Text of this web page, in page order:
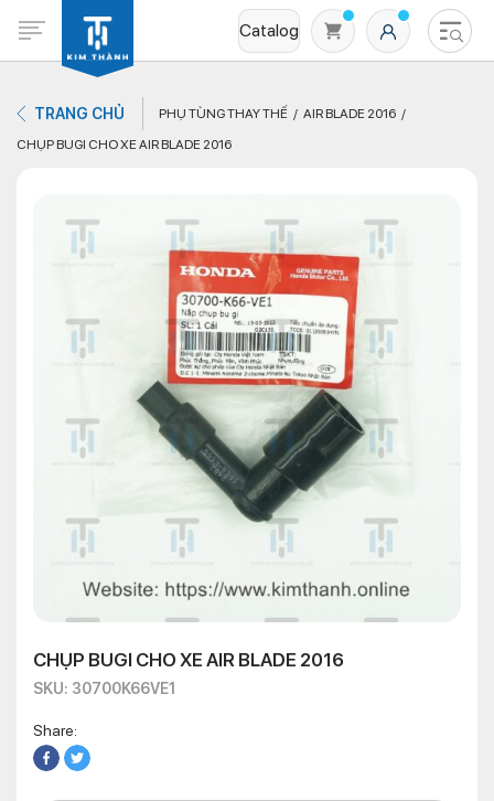
Catalog
Không có sản phẩm nào trong giỏ hàng
TRANG CHỦ PHỤ TÙNG THAY THẾ
AIR BLADE 2016
CHỤP BUGI CHO XE AIR BLADE 2016
CHỤP BUGI CHO XE AIR BLADE 2016
SKU: 30700K66VE1
Share: